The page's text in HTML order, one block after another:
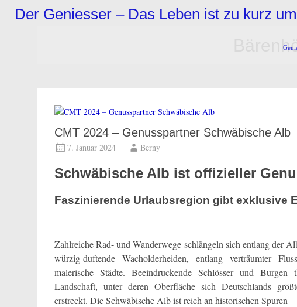
InhaltDer Geniesser – Das Leben ist zu kurz
CMT 2024 – Genusspartner Schwäbische Alb
7. Januar 2024 Berny
Schwäbische Alb ist offizieller
Faszinierende Urlaubsregion gibt exklusive
Zahlreiche Rad- und Wanderwege schlängeln sich entlang der
würzig-duftende Wacholderheiden, entlang verträumter
malerische Städte. Beeindruckende Schlösser und Burgen
Landschaft, unter deren Oberfläche sich Deutschlands
erstreckt. Die Schwäbische Alb ist reich an historischen Spuren